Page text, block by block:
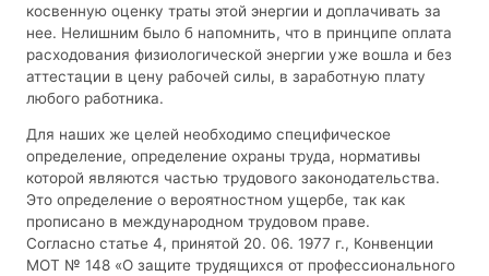
косвенную оценку траты этой энергии и доплачивать за
нее. Нелишним было б напомнить, что в принципе оплата
расходования физиологической энергии уже вошла и без
аттестации в цену рабочей силы, в заработную плату
любого работника.
Для наших же целей необходимо специфическое
определение, определение охраны труда, нормативы
которой являются частью трудового законодательства.
Это определение о вероятностном ущербе, так как
прописано в международном трудовом праве.
Согласно статье 4, принятой 20. 06. 1977 г., Конвенции
МОТ № 148 «О защите трудящихся от профессионального